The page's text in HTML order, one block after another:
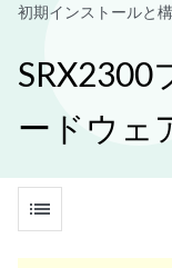
初期インストールと
SRX2300
ードウェ
list